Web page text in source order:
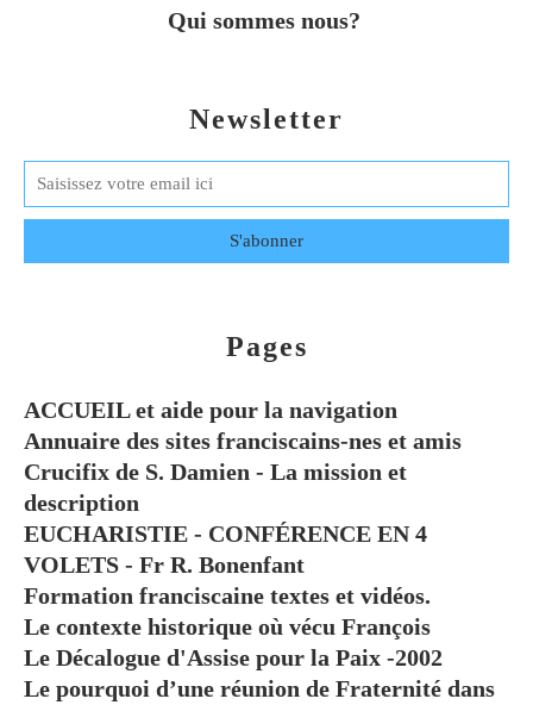
Newsletter
Pages
ACCUEIL et aide pour la navigation
Annuaire des sites franciscains-nes et amis
Crucifix de S. Damien - La mission et
description
EUCHARISTIE - CONFÉRENCE EN 4
VOLETS - Fr R. Bonenfant
Formation franciscaine textes et vidéos.
Le contexte historique où vécu François
Le Décalogue d'Assise pour la Paix -2002
Le pourquoi d’une réunion de Fraternité dans
Qui sommes nous?